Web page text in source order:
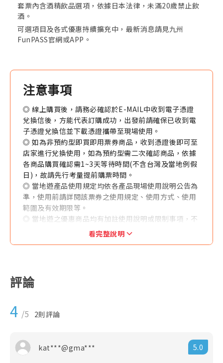
套票內含酒精飲品選項，依據日本法律，未滿20歲禁止飲
酒。
可選項目及各式優惠持續擴充中，最新消息請見九州
FunPASS官網或APP。
注意事項
◎ 線上購買後，請務必確認於E-MAIL中收到電子憑證
兌換信後，方能代表訂購成功，出發前請確保已收到電
子憑證兌換信並下載憑證攜帶至現場使用。
◎ 如為非預約型即買即用票券商品，收到憑證後即可至
店家進行兌換使用，如為預約型需二次確認商品，依據
各商品購買確認需1~3天等待時間(不含台灣及當地例假
日)，故請先行考量提前購票時間。
◎ 當地遊產品使用規定均依各產品現場使用說明公告為
準，使用前請詳閱該票券之使用規定、使用方式、使用
範圍及有效期限等。
◎ 當地遊之優惠商品均有加註使用說明或限制事項，不
得與其他優惠方案同時併用。
件人聯繫確認收件人之地址及聯絡方式等資訊。
◎ 本產品售價均為優惠售價。如各供應商於官網有不定
◎ 當地遊產品一經售出，指定日期或有標示使用效期產
辦理之，且需憑原始購買憑證 （本網當初開立之旅行業
代收轉付收據）辦理，並請自行負擔往來郵資與匯費。
看完整說明
評論
4 /5 2則評論
kat***@gma*** 5.0